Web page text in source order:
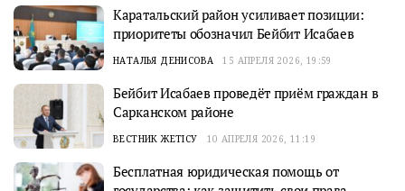
Каратальский район усиливает позиции:
приоритеты обозначил Бейбит Исабаев
НАТАЛЬЯ ДЕНИСОВА 15 АПРЕЛЯ 2026, 19:59
Бейбит Исабаев проведёт приём граждан в
Сарканском районе
ВЕСТНИК ЖЕТІСУ 10 АПРЕЛЯ 2026, 11:19
Бесплатная юридическая помощь от